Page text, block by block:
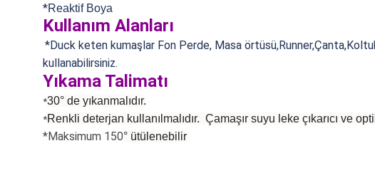
*Reaktif Boya
Kullanım Alanları
*Duck keten kumaşlar Fon Perde, Masa
kullanabilirsiniz.
Yıkama Talimatı
*30° de yıkanmalıdır.
*Renkli deterjan kullanılmalıdır. Çamaşır suyu leke çıkarıcı ve
*Maksimum 150° ütülenebilir